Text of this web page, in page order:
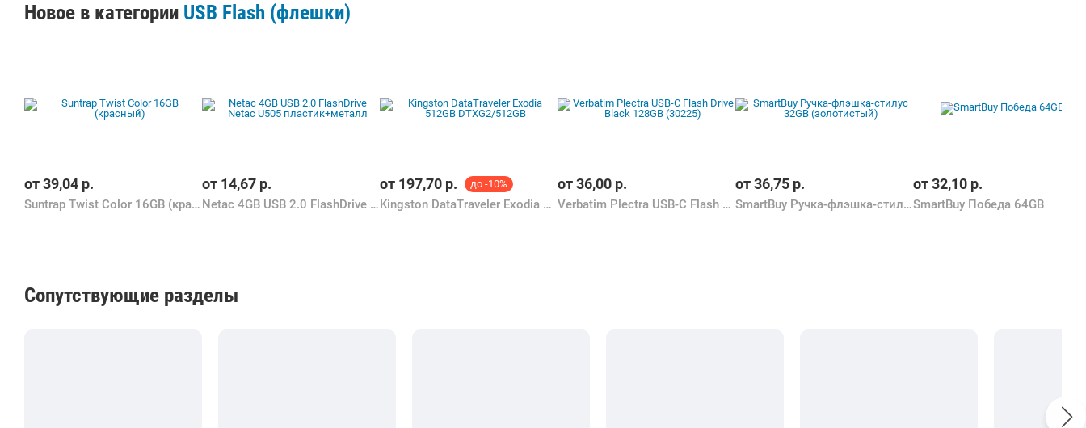
Новое в категории USB Flash (флешки)
от39,04 р.
Suntrap Twist Color 16GB (красный)
от 14,67 р.
Netac 4GB USB 2.0 FlashDrive Netac U505 пластик+металл
от 197,70 р. до -10%
Kingston DataTraveler Exodia 512GB DTXG2/512GB
от36,00 р.
Verbatim Plectra USB-C Flash Drive Black 128GB (30225)
от36,75 р.
SmartBuy Ручка-флэшка-стилус 32GB (золотистый)
от32,10 р.
SmartBuy Победа 64GB
Сопутствующие разделы